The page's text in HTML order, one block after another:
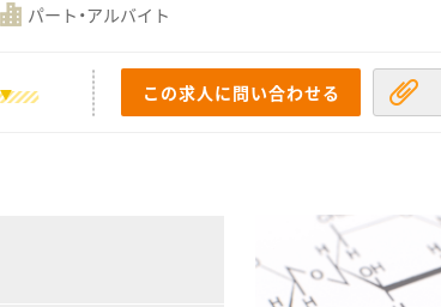
パート・アルバイト
この求人に問い合わせる